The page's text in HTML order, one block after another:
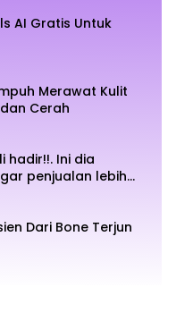
AI Gratis Untuk
Merawat Kulit
Cerah
hadir!!. Ini dia
penjualan lebih
Dari Bone Terjun